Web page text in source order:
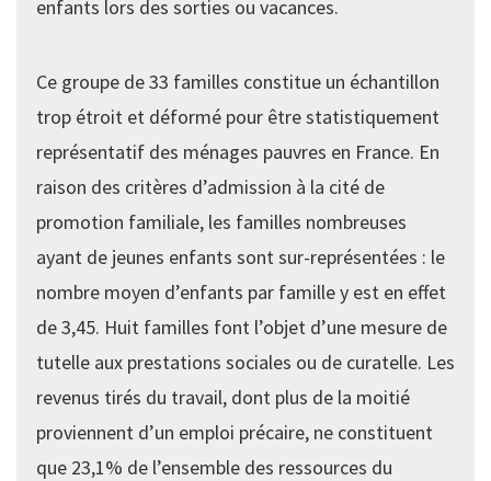
enfants lors des sorties ou vacances.
Ce groupe de 33 familles constitue un échantillon
trop étroit et déformé pour être statistiquement
représentatif des ménages pauvres en France. En
raison des critères d’admission à la cité de
promotion familiale, les familles nombreuses
ayant de jeunes enfants sont sur-représentées : le
nombre moyen d’enfants par famille y est en effet
de 3,45. Huit familles font l’objet d’une mesure de
tutelle aux prestations sociales ou de curatelle. Les
revenus tirés du travail, dont plus de la moitié
proviennent d’un emploi précaire, ne constituent
que 23,1% de l’ensemble des ressources du